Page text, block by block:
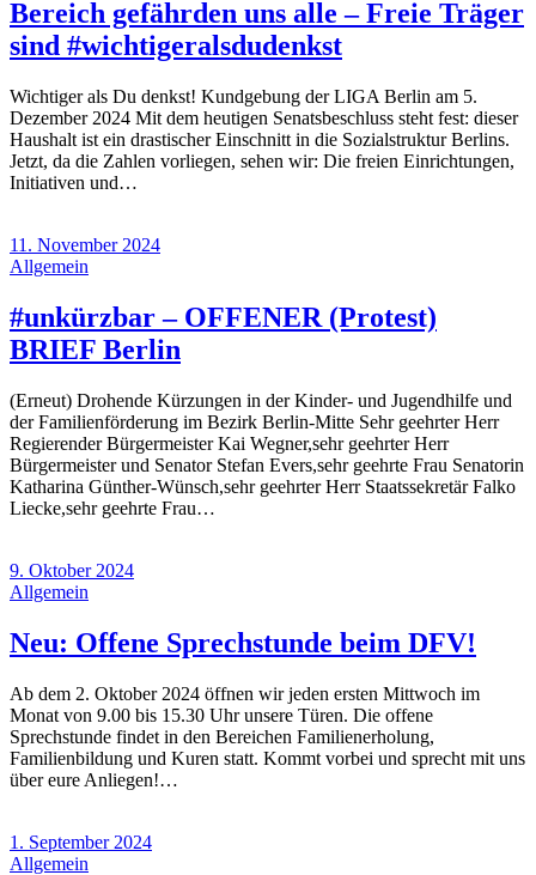
Bereich gefährden uns alle – Freie Träger
sind #wichtigeralsdudenkst
Wichtiger als Du denkst! Kundgebung der LIGA Berlin am 5.
Dezember 2024 Mit dem heutigen Senatsbeschluss steht fest: dieser
Haushalt ist ein drastischer Einschnitt in die Sozialstruktur Berlins.
Jetzt, da die Zahlen vorliegen, sehen wir: Die freien Einrichtungen,
Initiativen und…
11. November 2024
Allgemein
#unkürzbar – OFFENER (Protest)
BRIEF Berlin
(Erneut) Drohende Kürzungen in der Kinder- und Jugendhilfe und
der Familienförderung im Bezirk Berlin-Mitte Sehr geehrter Herr
Regierender Bürgermeister Kai Wegner,sehr geehrter Herr
Bürgermeister und Senator Stefan Evers,sehr geehrte Frau Senatorin
Katharina Günther-Wünsch,sehr geehrter Herr Staatssekretär Falko
Liecke,sehr geehrte Frau…
9. Oktober 2024
Allgemein
Neu: Offene Sprechstunde beim DFV!
Ab dem 2. Oktober 2024 öffnen wir jeden ersten Mittwoch im
Monat von 9.00 bis 15.30 Uhr unsere Türen. Die offene
Sprechstunde findet in den Bereichen Familienerholung,
Familienbildung und Kuren statt. Kommt vorbei und sprecht mit uns
über eure Anliegen!…
1. September 2024
Allgemein